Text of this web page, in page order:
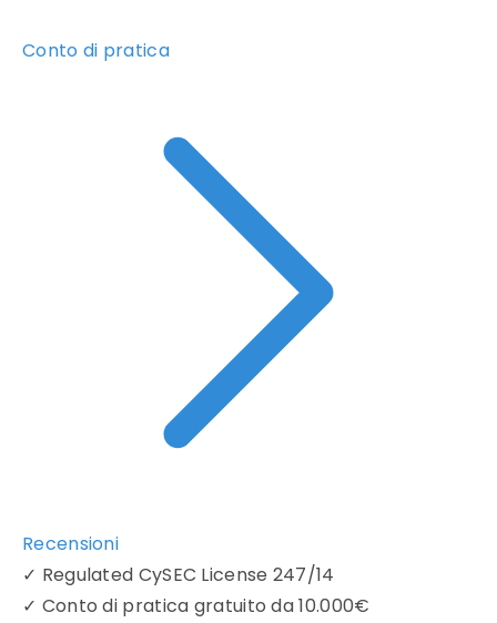
Conto di pratica
Recensioni
✓ Regulated CySEC License 247/14
✓ Conto di pratica gratuito da 10.000€